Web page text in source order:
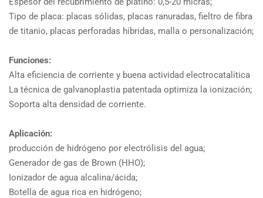
Tipo de placa: placas sólidas, placas ranuradas, fieltro de fibra
de titanio, placas perforadas híbridas, malla o personalización;
Funciones:
Alta eficiencia de corriente y buena actividad electrocatalítica
La técnica de galvanoplastia patentada optimiza la ionización;
Soporta alta densidad de corriente.
Aplicación:
producción de hidrógeno por electrólisis del agua;
Generador de gas de Brown (HHO);
Ionizador de agua alcalina/ácida;
Botella de agua rica en hidrógeno;